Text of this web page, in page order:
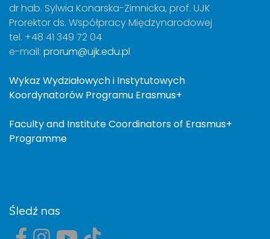
dr hab. Sylwia Konarska-Zimnicka, prof. UJK
Prorektor ds. Współpracy Międzynarodowej
tel. +48 41 349 72 04
e-mail: prorum@ujk.edu.pl
Wykaz Wydziałowych i Instytutowych
Koordynatorów Programu Erasmus+
Faculty and Institute Coordinators of Erasmus+
Programme
Śledź nas